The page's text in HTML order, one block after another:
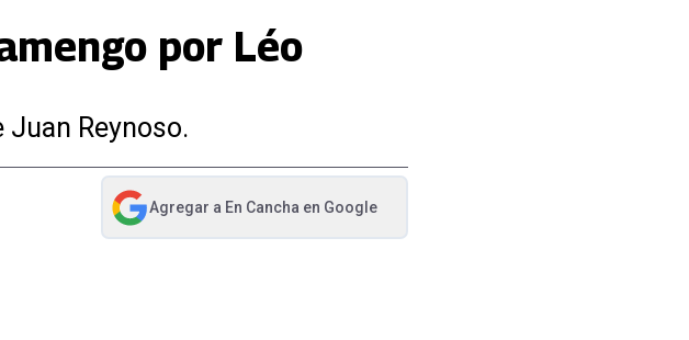
por Léo
Reynoso.
Agregar a En Cancha en Google
abre en nueva pestaña